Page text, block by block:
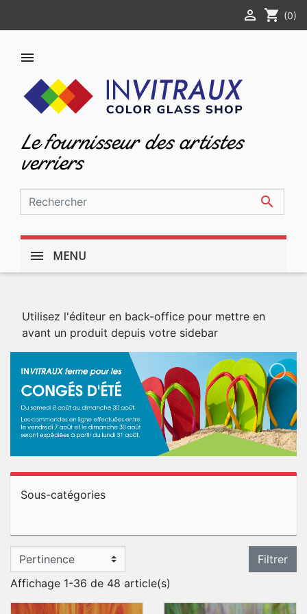
 shopping_cart (0)

Le fournisseur des artistes
verriers

MENU
Utilisez l'éditeur en back-office pour mettre en
avant un produit depuis votre sidebar
Sous-catégories
Filtrer
Affichage 1-36 de 48 article(s)